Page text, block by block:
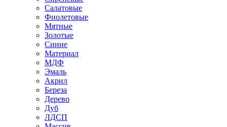
Салатовые
Фиолетовые
Мятные
Золотые
Синие
Материал
МДФ
Эмаль
Акрил
Береза
Дерево
Дуб
ЛДСП